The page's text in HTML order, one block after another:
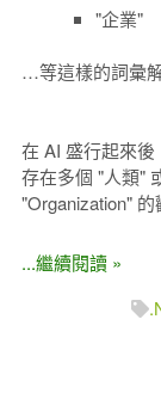
"企業"
…等這樣的詞彙
在 AI 盛行起來
存在多個 "人類"
"Organization" 的
...繼續閱讀 »